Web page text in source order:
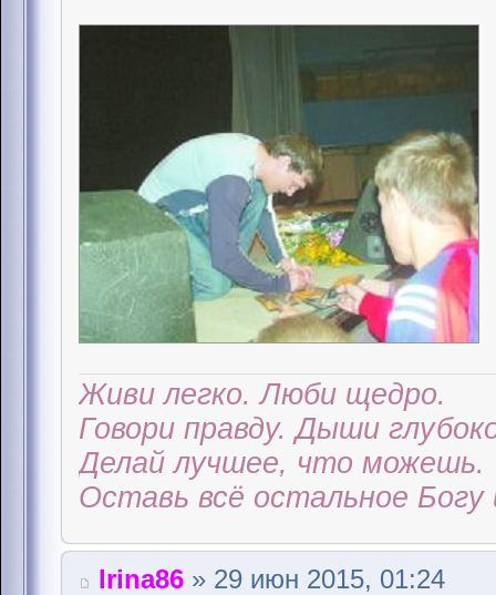
Живи легко. Люби щедро.
Говори правду. Дыши
Делай лучшее, что можешь.
Оставь всё остальное Богу
Irina86 » 29 июн 2015, 01:24